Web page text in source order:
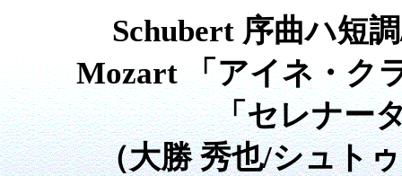
Schubert 序曲ハ短
Mozart 「アイネ・ク
「セレナー
（大勝 秀也/シュト